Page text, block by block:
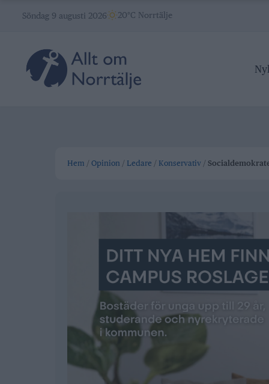
Söndag 9 augusti 2026 20°C Norrtälje
Hem / Opinion / Ledare / Konservativ /